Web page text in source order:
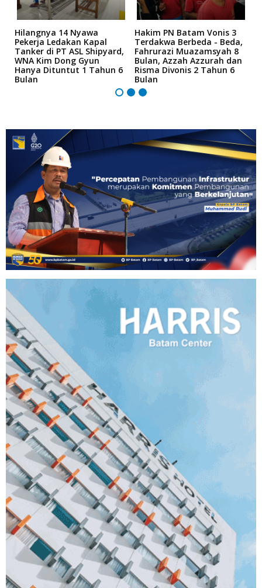
Hilangnya 14 Nyawa
Pekerja Ledakan Kapal
Tanker di PT ASL Shipyard,
WNA Kim Dong Gyun
Hanya Dituntut 1 Tahun 6
Bulan
Hakim PN Batam Vonis 3
Terdakwa Berbeda - Beda,
Fahrurazi Muazamsyah 8
Bulan, Azzah Azzurah dan
Risma Divonis 2 Tahun 6
Bulan